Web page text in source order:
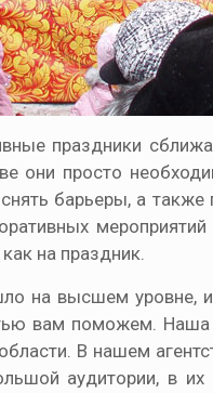
праздники
они просто
барьеры, а
на праздник.
на высшем уровне,
вам поможем. Наша
В нашем
аудитории, в